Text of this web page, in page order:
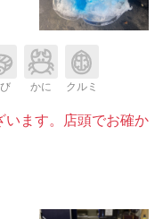
かに クルミ
ます。店頭でお確か